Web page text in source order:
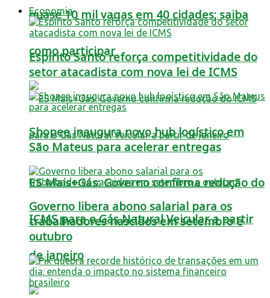
quase 10 mil vagas em 40 cidades; saiba
como participar
ES Mais+Gás: Governo confirma redução do
ICMS para o Gás Natural Veicular a partir
de janeiro
Economia
Espírito Santo reforça competitividade do
setor atacadista com nova lei de ICMS
Shopee inaugura novo hub logístico em
São Mateus para acelerar entregas
Governo libera abono salarial para os
trabalhadores nascidos em setembro e
outubro